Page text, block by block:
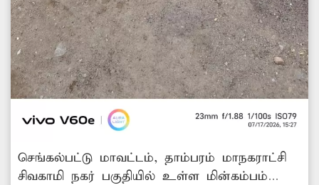
செங்கல்பட்டு மாவட்டம், தாம்பரம் மாநகராட்சி
சிவகாமி நகர் பகுதியில் உள்ள மின்கம்பம்